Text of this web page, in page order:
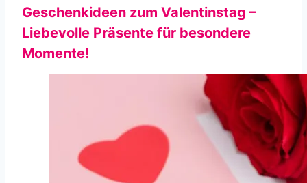
Geschenkideen zum Valentinstag –
Liebevolle Präsente für besondere
Momente!